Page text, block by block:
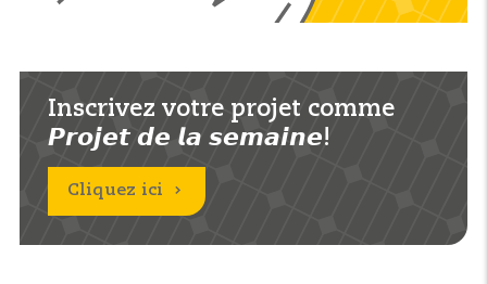
Inscrivez votre projet comme
𝙋𝙧𝙤𝙟𝙚𝙩 𝙙𝙚 𝙡𝙖 𝙨𝙚𝙢𝙖𝙞𝙣𝙚!
Cliquez ici